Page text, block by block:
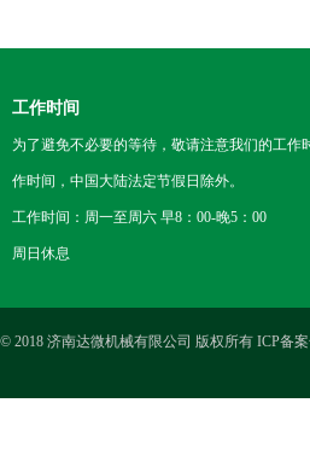
工作时间
为了避免不必要的等待，敬请注意我们的工作
作时间，中国大陆法定节假日除外。
工作时间：周一至周六 早8：00-晚5：00
周日休息
© 2018 济南达微机械有限公司 版权所有 ICP备案